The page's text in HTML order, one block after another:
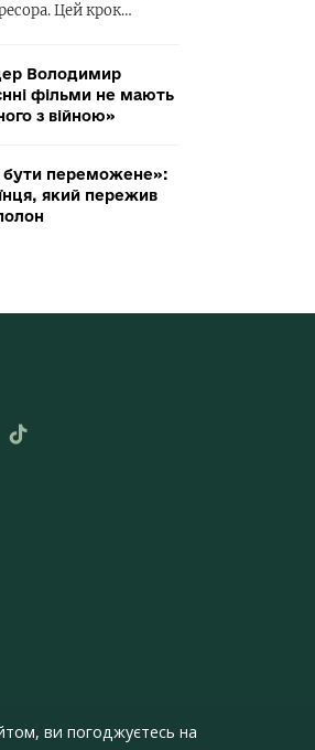
Цей крок…
Володимир
фільми не мають
з війною»
бути переможене»:
який пережив
ви погоджуєтесь на